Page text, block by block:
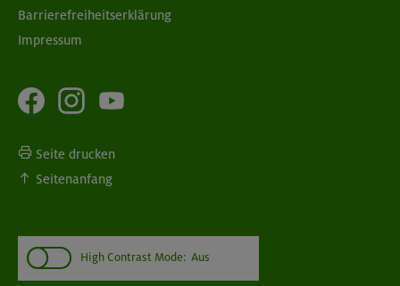
Barrierefreiheitserklärung
Impressum
Seite drucken
Seitenanfang
High Contrast Mode: Aus